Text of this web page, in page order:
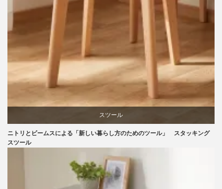
スツール
ビーチ
ニトリとビームスによる「新しい暮らし方のためのツール」 スタッキング
スツール